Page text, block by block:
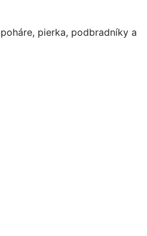
pierka, podbradníky a